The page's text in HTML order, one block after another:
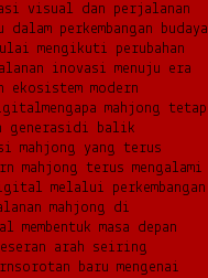
visual dan perjalanan
dalam perkembangan budaya
mengikuti perubahan
inovasi menuju era
ekosistem modern
mengapa mahjong tetap
generasidi balik
mahjong yang terus
terus mengalami
melalui perkembangan
mahjong di
membentuk masa depan
arah seiring
sorotan baru mengenai